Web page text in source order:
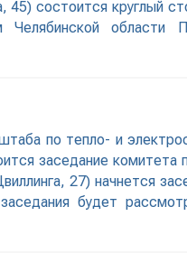
45) состоится круглый
области
по тепло- и
заседание
27) начнется
будет